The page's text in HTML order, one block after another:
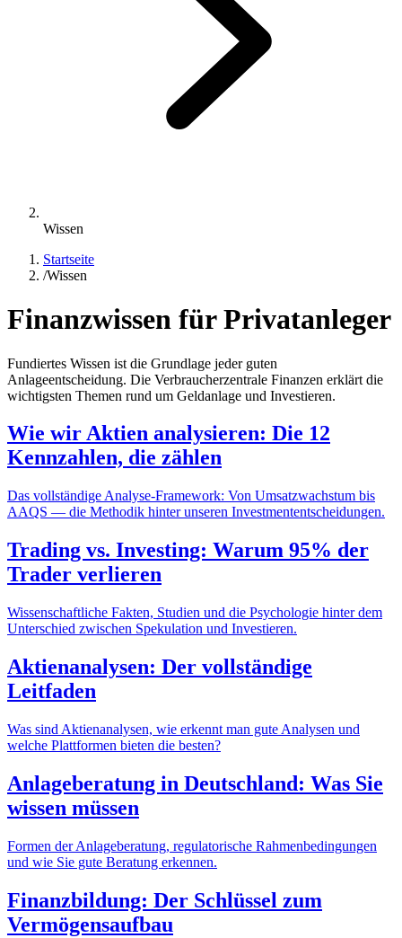
Wissen
Startseite
/Wissen
Finanzwissen für Privatanleger
Fundiertes Wissen ist die Grundlage jeder guten
Anlageentscheidung. Die Verbraucherzentrale Finanzen erklärt die
wichtigsten Themen rund um Geldanlage und Investieren.
Wie wir Aktien analysieren: Die 12
Kennzahlen, die zählen
Das vollständige Analyse-Framework: Von Umsatzwachstum bis
AAQS — die Methodik hinter unseren Investmententscheidungen.
Trading vs. Investing: Warum 95% der
Trader verlieren
Wissenschaftliche Fakten, Studien und die Psychologie hinter dem
Unterschied zwischen Spekulation und Investieren.
Aktienanalysen: Der vollständige
Leitfaden
Was sind Aktienanalysen, wie erkennt man gute Analysen und
welche Plattformen bieten die besten?
Anlageberatung in Deutschland: Was Sie
wissen müssen
Formen der Anlageberatung, regulatorische Rahmenbedingungen
und wie Sie gute Beratung erkennen.
Finanzbildung: Der Schlüssel zum
Vermögensaufbau